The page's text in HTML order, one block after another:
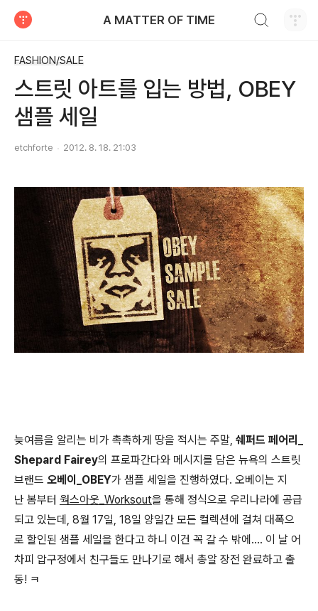
A MATTER OF TIME
FASHION/SALE
스트릿 아트를 입는 방법, OBEY
샘플 세일
etchforte 2012. 8. 18. 21:03
늦여름을 알리는 비가 촉촉하게 땅을 적시는 주말, 쉐퍼드 페어리_
Shepard Fairey의 프로파간다와 메시지를 담은 뉴욕의 스트릿
브랜드 오베이_OBEY가 샘플 세일을 진행하였다. 오베이는 지
난 봄부터 웍스아웃_Worksout을 통해 정식으로 우리나라에 공급
되고 있는데, 8월 17일, 18일 양일간 모든 컬렉션에 걸쳐 대폭으
로 할인된 샘플 세일을 한다고 하니 이건 꼭 갈 수 밖에.... 이 날 어
차피 압구정에서 친구들도 만나기로 해서 총알 장전 완료하고 출
동! ㅋ